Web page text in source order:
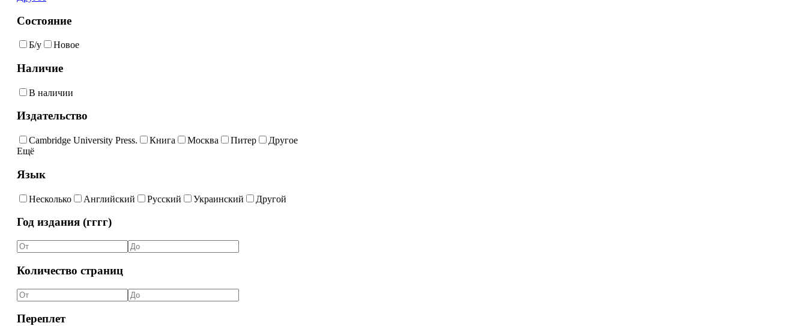
Состояние
Б/у Новое
Наличие
В наличии
Издательство
Cambridge University Press. Книга Москва Питер
Другое
Ещё
Язык
Несколько Английский Русский Украинский Другой
Год издания (гггг)
Количество страниц
Переплет